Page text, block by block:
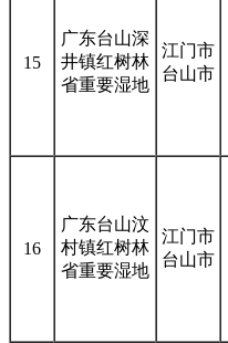
15
广东台山深
井镇红树林
省重要湿地
江门市
台山市
16
广东台山汶
村镇红树林
省重要湿地
江门市
台山市